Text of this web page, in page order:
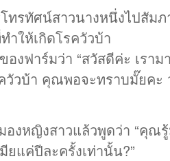
ทรทัศน์สาวนางหนึ่งไปสัม
ำให้เกิดโรควัวบ้า
องฟาร์มว่า “สวัสดีค่ะ เรา
วัวบ้า คุณพอจะทราบมั๊ยคะ
องหญิงสาวแล้วพูดว่า “คุณ
ยแค่ปีละครั้งเท่านั้น?”